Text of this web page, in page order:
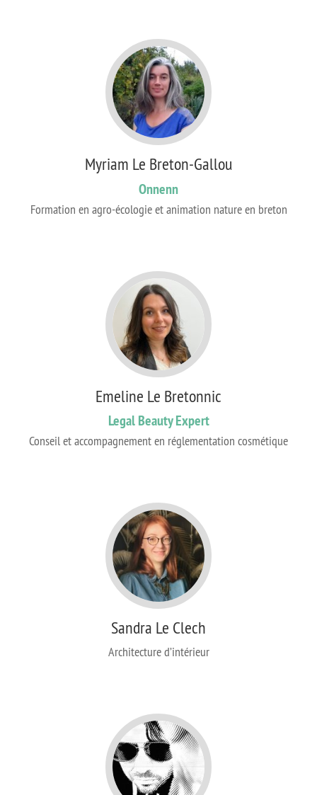
Myriam Le Breton-Gallou
Onnenn
Formation en agro-écologie et animation nature en breton
Emeline Le Bretonnic
Legal Beauty Expert
Conseil et accompagnement en réglementation cosmétique
Sandra Le Clech
Architecture d’intérieur